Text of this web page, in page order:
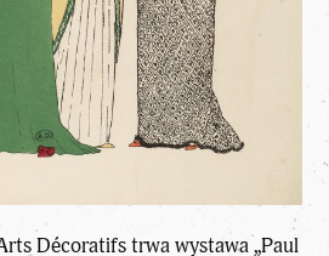
Décoratifs trwa wystawa „Paul